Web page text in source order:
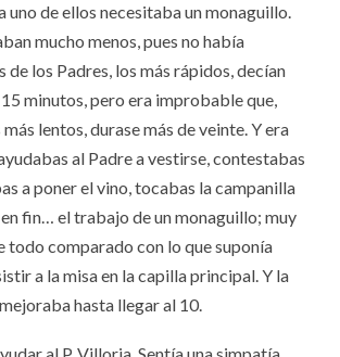
uno de ellos necesitaba un monaguillo.
mucho menos, pues no había
de los Padres, los más rápidos, decían
15 minutos, pero era improbable que,
lentos, durase más de veinte. Y era
al Padre a vestirse, contestabas
a poner el vino, tocabas la campanilla
fin… el trabajo de un monaguillo; muy
todo comparado con lo que suponía
a la misa en la capilla principal. Y la
hasta llegar al 10.